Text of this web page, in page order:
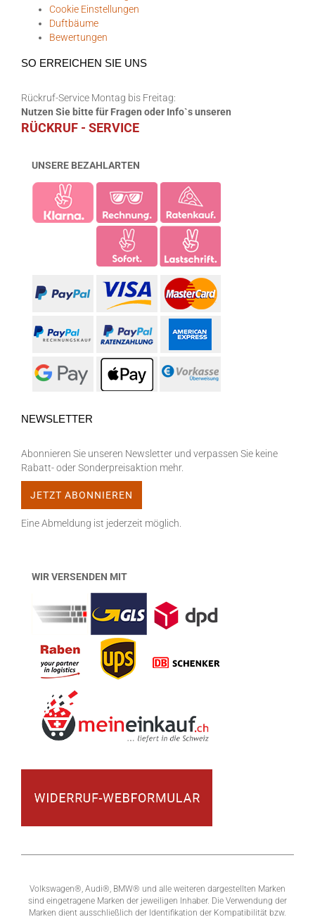
Cookie Einstellungen
Duftbäume
Bewertungen
SO ERREICHEN SIE UNS
Rückruf-Service Montag bis Freitag:
Nutzen Sie bitte für Fragen oder Info`s unseren
RÜCKRUF - SERVICE
UNSERE BEZAHLARTEN
NEWSLETTER
Abonnieren Sie unseren Newsletter und verpassen Sie keine
Rabatt- oder Sonderpreisaktion mehr.
Eine Abmeldung ist jederzeit möglich.
WIR VERSENDEN MIT
Volkswagen®, Audi®, BMW® und alle weiteren dargestellten Marken
sind eingetragene Marken der jeweiligen Inhaber. Die Verwendung der
Marken dient ausschließlich der Identifikation der Kompatibilität bzw.